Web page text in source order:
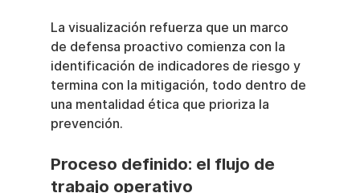
La visualización refuerza que un marco
de defensa proactivo comienza con la
identificación de indicadores de riesgo y
termina con la mitigación, todo dentro de
una mentalidad ética que prioriza la
prevención.
Proceso definido: el flujo de
trabajo operativo